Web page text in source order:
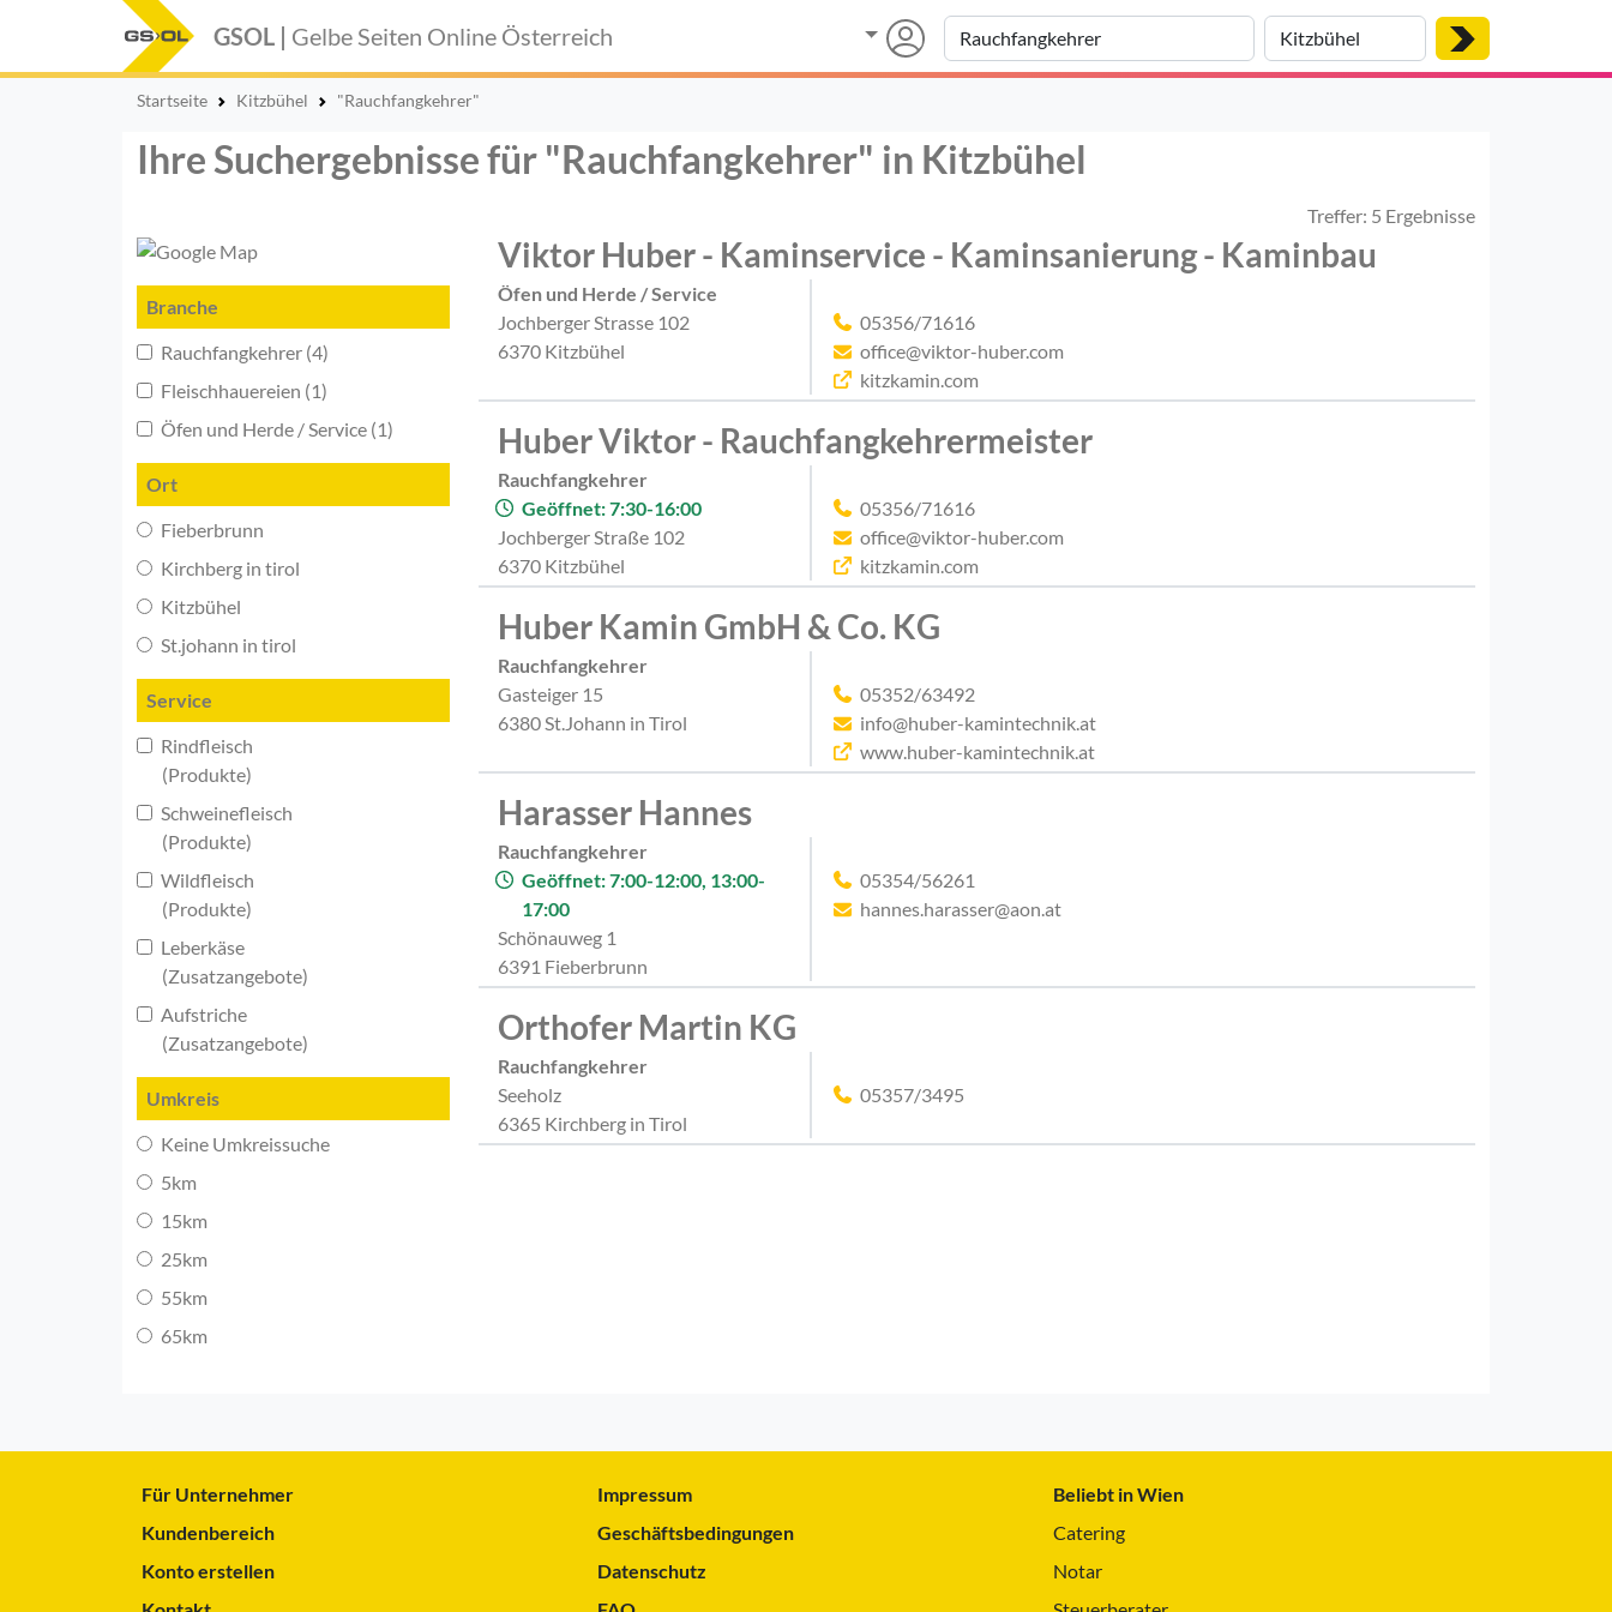
GSOL | Gelbe Seiten Online Österreich
Startseite Kitzbühel "Rauchfangkehrer"
Ihre Suchergebnisse für "Rauchfangkehrer" in Kitzbühel
Treffer: 5 Ergebnisse
Branche
Rauchfangkehrer (4)
Fleischhauereien (1)
Öfen und Herde / Service (1)
Ort
Fieberbrunn
Kirchberg in tirol
Kitzbühel
St.johann in tirol
Service
Rindfleisch
(Produkte)
Schweinefleisch
(Produkte)
Wildfleisch
(Produkte)
Leberkäse
(Zusatzangebote)
Aufstriche
(Zusatzangebote)
Umkreis
Keine Umkreissuche
5km
15km
25km
55km
65km
Viktor Huber - Kaminservice - Kaminsanierung - Kaminbau
Öfen und Herde / Service
Jochberger Strasse 102
6370 Kitzbühel
05356/71616
office@viktor-huber.com
kitzkamin.com
Huber Viktor - Rauchfangkehrermeister
Rauchfangkehrer
Geöffnet: 7:30-16:00
Jochberger Straße 102
6370 Kitzbühel
05356/71616
office@viktor-huber.com
kitzkamin.com
Huber Kamin GmbH & Co. KG
Rauchfangkehrer
Gasteiger 15
6380 St.Johann in Tirol
05352/63492
info@huber-kamintechnik.at
www.huber-kamintechnik.at
Harasser Hannes
Rauchfangkehrer
Geöffnet: 7:00-12:00, 13:00-
17:00
Schönauweg 1
6391 Fieberbrunn
05354/56261
hannes.harasser@aon.at
Orthofer Martin KG
Rauchfangkehrer
Seeholz
6365 Kirchberg in Tirol
05357/3495
Für Unternehmer
Kundenbereich
Konto erstellen
Impressum
Geschäftsbedingungen
Datenschutz
Beliebt in Wien
Catering
Notar